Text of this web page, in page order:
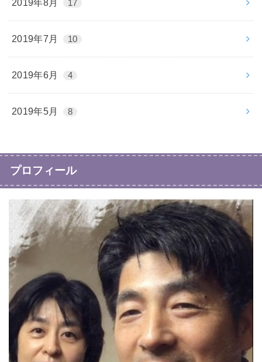
2019年8月 17
2019年7月 10
2019年6月 4
2019年5月 8
プロフィール